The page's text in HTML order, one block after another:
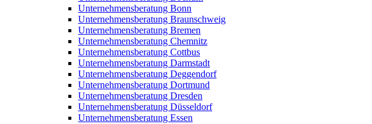
Unternehmensberatung Bonn
Unternehmensberatung Braunschweig
Unternehmensberatung Bremen
Unternehmensberatung Chemnitz
Unternehmensberatung Cottbus
Unternehmensberatung Darmstadt
Unternehmensberatung Deggendorf
Unternehmensberatung Dortmund
Unternehmensberatung Dresden
Unternehmensberatung Düsseldorf
Unternehmensberatung Essen